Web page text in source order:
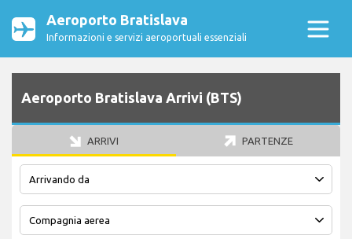
Aeroporto Bratislava
Informazioni e servizi aeroportuali essenziali
Aeroporto Bratislava Arrivi (BTS)
ARRIVI PARTENZE